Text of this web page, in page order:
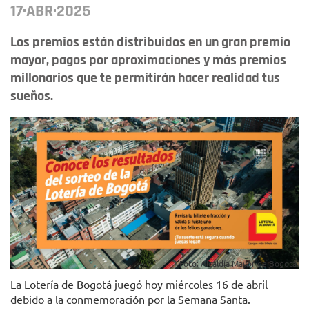
17·ABR·2025
Los premios están distribuidos en un gran premio
mayor, pagos por aproximaciones y más premios
millonarios que te permitirán hacer realidad tus
sueños.
Foto: Alcaldía Mayor de Bogotá.
La Lotería de Bogotá juegó hoy miércoles 16 de abril
debido a la conmemoración por la Semana Santa.